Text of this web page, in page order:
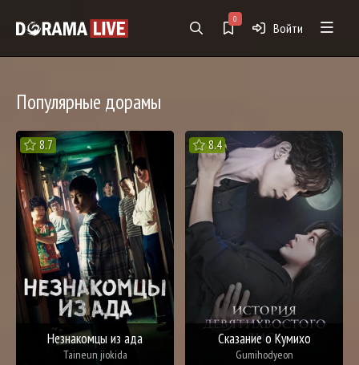
0
Войти
Популярные дорамы
8.7
Незнакомцы из ада
Taineun jiokida
8.4
Сказание о Кумихо
Gumihodyeon